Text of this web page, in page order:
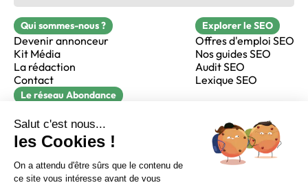
Sur LinkedIn Sur Youtube
Qui sommes-nous ?
Devenir annonceur
Kit Média
La rédaction
Contact
Explorer le SEO
Offres d'emploi SEO
Nos guides SEO
Audit SEO
Lexique SEO
Le réseau Abondance
Réacteur
alfie formation